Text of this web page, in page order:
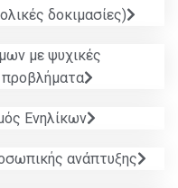
δοκιμασίες)
με ψυχικές
προβλήματα
Ενηλίκων
ανάπτυξης